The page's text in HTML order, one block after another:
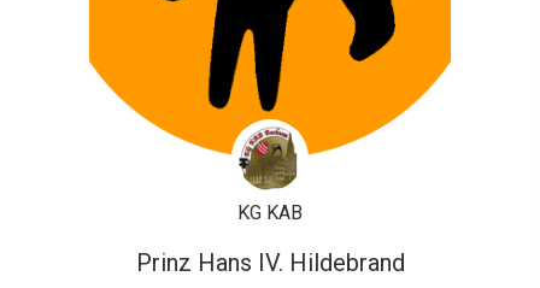
KG KAB
Prinz Hans IV. Hildebrand